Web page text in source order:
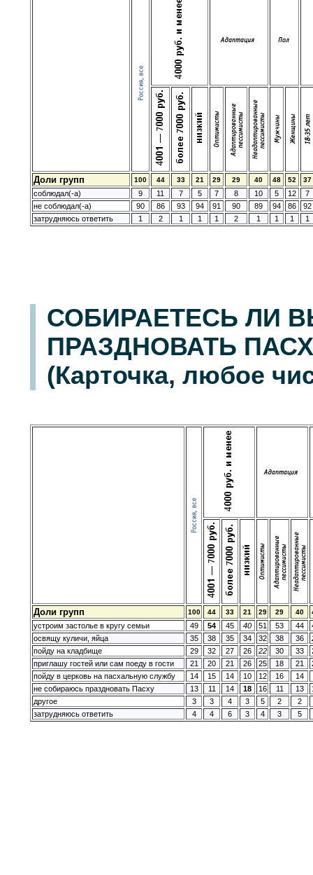
Доли групп 100 44 33 21 29 29 40 48 52 37
соблюдал(-а) 9 11 7 5 7 8 10 5 12
7
не соблюдал(-а)
90 86 93 94 91 90 89 94 86
92
затрудняюсь ответить
1 2 1 1 1 2 1 1 1 1
СОБИРАЕТЕСЬ ЛИ
ПРАЗДНОВАТЬ
(Карточка, любое
Доли групп 100 44 33 21 29 29 40
устроим застолье в кругу семьи 49 54 45 40 51 53 44
освящу куличи, яйца
35 38 35 34 32 38 36
пойду на кладбище
29 32 27 26 22 30 33
приглашу гостей или сам поеду в гости
21 20 21 26 25 18 21
пойду в церковь на пасхальную службу
14 15 14 10 12 16
14
не собираюсь праздновать Пасху
13 11 14 18 16 11 13
другое
3 3 4 3 5 2
2
затрудняюсь ответить
4 4 6 3 4 3 5